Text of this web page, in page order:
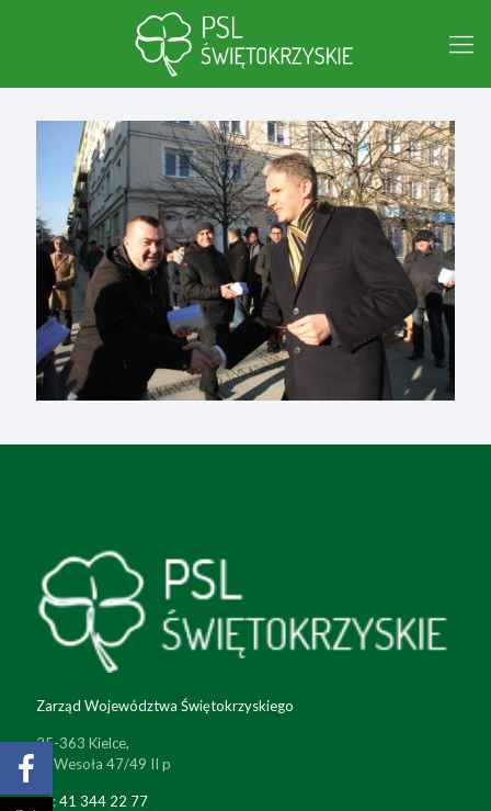
Zarząd Województwa Świętokrzyskiego
25-363 Kielce,
ul. Wesoła 47/49 II p
tel:41 344 22 77